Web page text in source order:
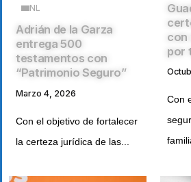
NL
Adrián de la Garza
entrega 500
testamentos con
“Patrimonio Seguro”
Marzo 4, 2026
Con el objetivo de fortalecer
la certeza jurídica de las...
con
por
Con